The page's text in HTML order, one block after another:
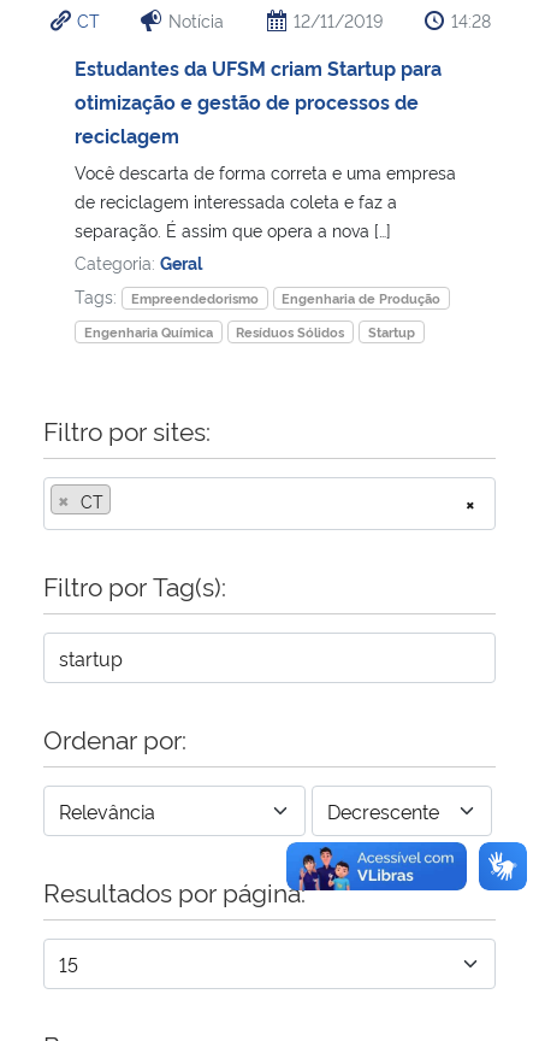
Ministério da Cidadania
Ministério de Minas e Energia
Ministério da Ciência, Tecnologia, Inovações e Comunicações
Ministério do Meio Ambiente
Ministério do Turismo
Ministério da Mulher, da Família e dos Direitos Humanos
Secretaria-Geral
Secretaria de Governo
Advocacia-Geral da União
CT Notícia 12/11/2019 14:28
Estudantes da UFSM criam Startup para
otimização e gestão de processos de
reciclagem
Você descarta de forma correta e uma empresa
de reciclagem interessada coleta e faz a
separação. É assim que opera a nova […]
Categoria: Geral
Tags:
Empreendedorismo
Engenharia de Produção
Engenharia Química
Resíduos Sólidos Startup
Filtro por sites:
×
× CT
Filtro por Tag(s):
Ordenar por:
Resultados por página: